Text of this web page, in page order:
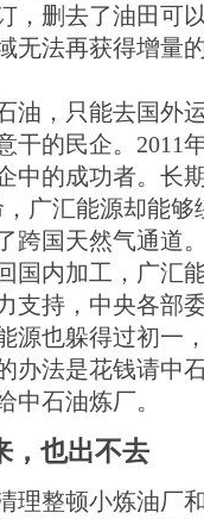
，删去了油田可
无法再获得增量
油，只能去国外
干的民企。2011
中的成功者。长
广汇能源却能
跨国天然气通道
国内加工，广汇
支持，中央各部
源也躲得过初一
办法是花钱请中
中石油炼厂。
，也出不去
理整顿小炼油厂